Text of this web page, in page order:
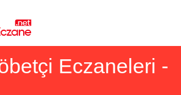
Eczaneleri -